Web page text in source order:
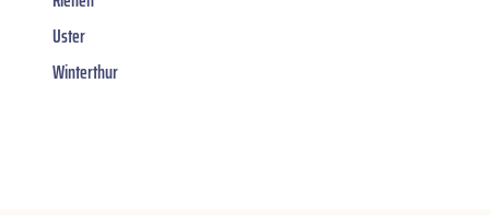
Uster
Winterthur